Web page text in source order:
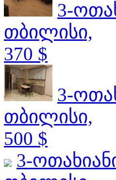
3-
თბილისი,
370 $
3-
თბილისი,
500 $
3-